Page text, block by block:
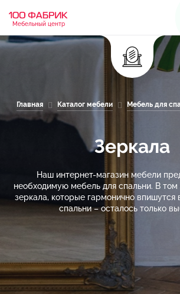
Мебельный центр
Главная Каталог мебели Мебель для
Зеркала
Наш интернет-магазин мебели
необходимую мебель для спальни. В
зеркала, которые гармонично впишутся
спальни – осталось только